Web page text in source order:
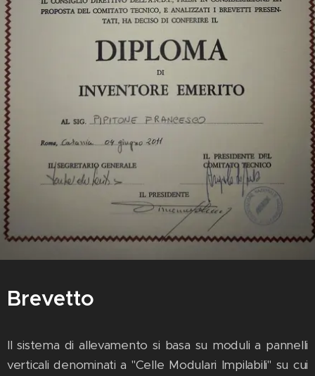
Brevetto
Il sistema di allevamento si basa su moduli a pannelli
verticali denominati a "Celle Modulari Impilabili" su cui